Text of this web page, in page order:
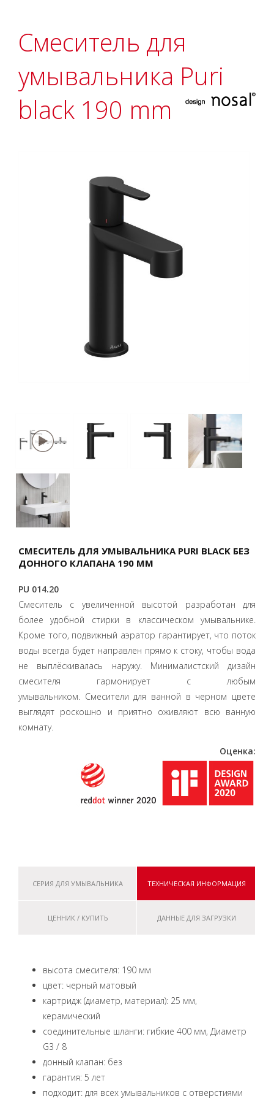
Смеситель для
умывальника Puri
black 190 mm
СМЕСИТЕЛЬ ДЛЯ УМЫВАЛЬНИКА PURI BLACK БЕЗ
ДОННОГО КЛАПАНА 190 ММ
PU 014.20
Смеситель с увеличенной высотой разработан для
более удобной стирки в классическом умывальнике.
Кроме того, подвижный аэратор гарантирует, что поток
воды всегда будет направлен прямо к стоку, чтобы вода
не выплёскивалась наружу. Минималистский дизайн
смесителя гармонирует с любым
умывальником. Смесители для ванной в черном цвете
выглядят роскошно и приятно оживляют всю ванную
комнату.
Оценка:
СЕРИЯ ДЛЯ УМЫВАЛЬНИКА ТЕХНИЧЕСКАЯ ИНФОРМАЦИЯ
ЦЕННИК / КУПИТЬ ДАННЫЕ ДЛЯ ЗАГРУЗКИ
высота смесителя: 190 мм
цвет: черный матовый
картридж (диаметр, материал): 25 мм,
керамический
соединительные шланги: гибкие 400 мм, Диаметр
G3 / 8
донный клапан: без
гарантия: 5 лет
подходит: для всех умывальников с отверстиями